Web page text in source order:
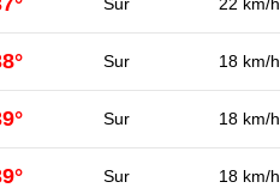
Sur 18 km/h
Sur 18 km/h
Sur 18 km/h